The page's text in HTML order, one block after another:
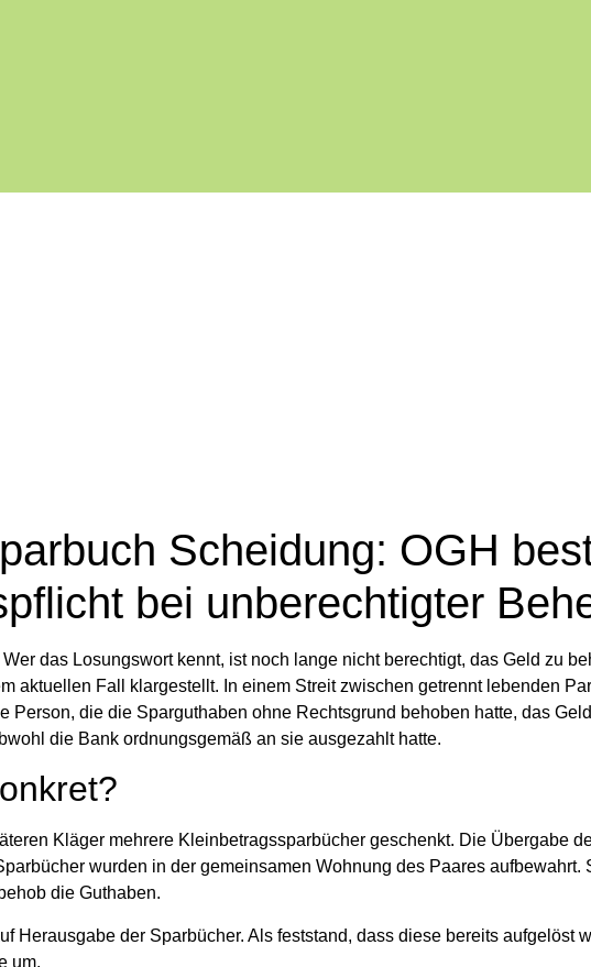
Scheidung: OGH
bei unberechtigter
das Losungswort kennt, ist noch lange nicht berechtigt, das Geld zu
aktuellen Fall klargestellt. In einem Streit zwischen getrennt lebenden
Person, die die Sparguthaben ohne Rechtsgrund behoben hatte, das
die Bank ordnungsgemäß an sie ausgezahlt hatte.
Kläger mehrere Kleinbetragssparbücher geschenkt. Die Übergabe
wurden in der gemeinsamen Wohnung des Paares aufbewahrt.
die Guthaben.
Herausgabe der Sparbücher. Als feststand, dass diese bereits aufgelöst
um.